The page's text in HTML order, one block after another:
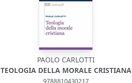
PAOLO CARLOTTI
TEOLOGIA DELLA MORALE CRISTIANA
9788810430217